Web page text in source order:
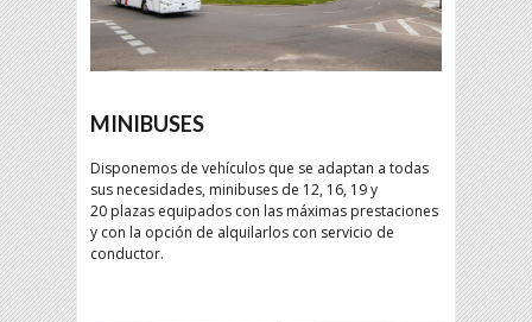
MINIBUSES
Disponemos de vehículos que se adaptan a todas
sus necesidades, minibuses de 12, 16, 19 y
20 plazas equipados con las máximas prestaciones
y con la opción de alquilarlos con servicio de
conductor.